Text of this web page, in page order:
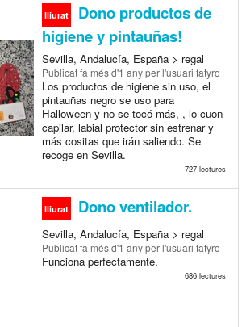
lliurat
Dono productos de
higiene y pintauñas!
Sevilla, Andalucía, España > regal
Publicatfa més d'1 anyper l'usuari fatyro
Los productos de higiene sin uso, el
pintauñas negro se uso para
Halloween y no se tocó más, , lo cuon
capilar, labial protector sin estrenar y
más cositas que irán saliendo. Se
recoge en Sevilla.
727 lectures
lliurat Dono ventilador.
Sevilla, Andalucía, España > regal
Publicatfa més d'1 anyper l'usuari fatyro
Funciona perfectamente.
686 lectures